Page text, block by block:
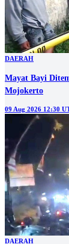
DAERAH
Mayat Bayi
Mojokerto
09 Aug 2026 12:30
DAERAH